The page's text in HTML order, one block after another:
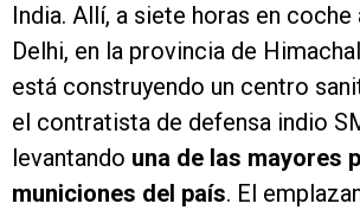
India. Allí, a siete horas en
Delhi, en la provincia de
está construyendo un centro
el contratista de defensa indio
levantando una de las mayores
municiones del país. El